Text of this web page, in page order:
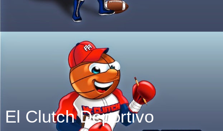
El Clutch Deportivo